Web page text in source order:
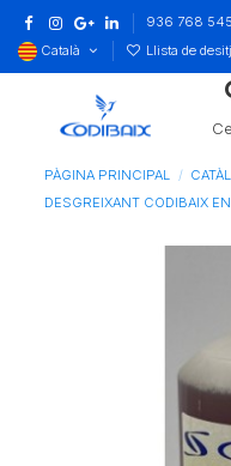
936 768
Català
Llista de
PÀGINA PRINCIPAL
DESGREIXANT CODIBAIX